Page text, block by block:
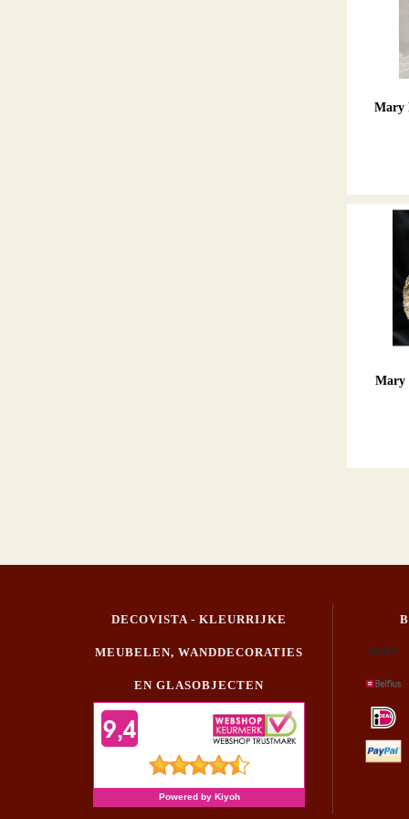
Mary
Mary
DECOVISTA - KLEURRIJKE
MEUBELEN, WANDDECORATIES
EN GLASOBJECTEN